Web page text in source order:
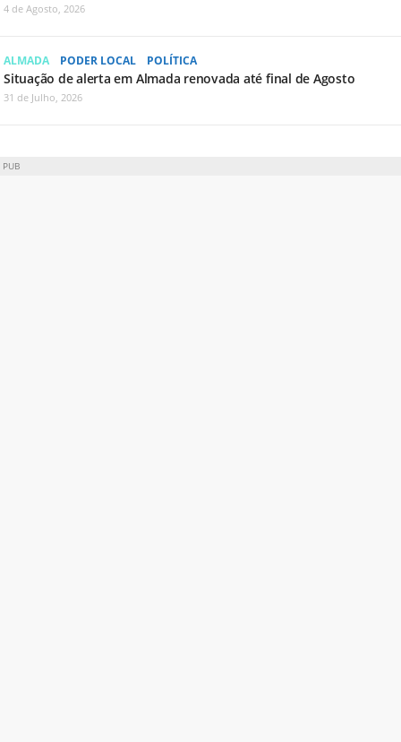
4 de Agosto, 2026
ALMADA PODER LOCAL POLÍTICA
Situação de alerta em Almada renovada até final de Agosto
31 de Julho, 2026
PUB